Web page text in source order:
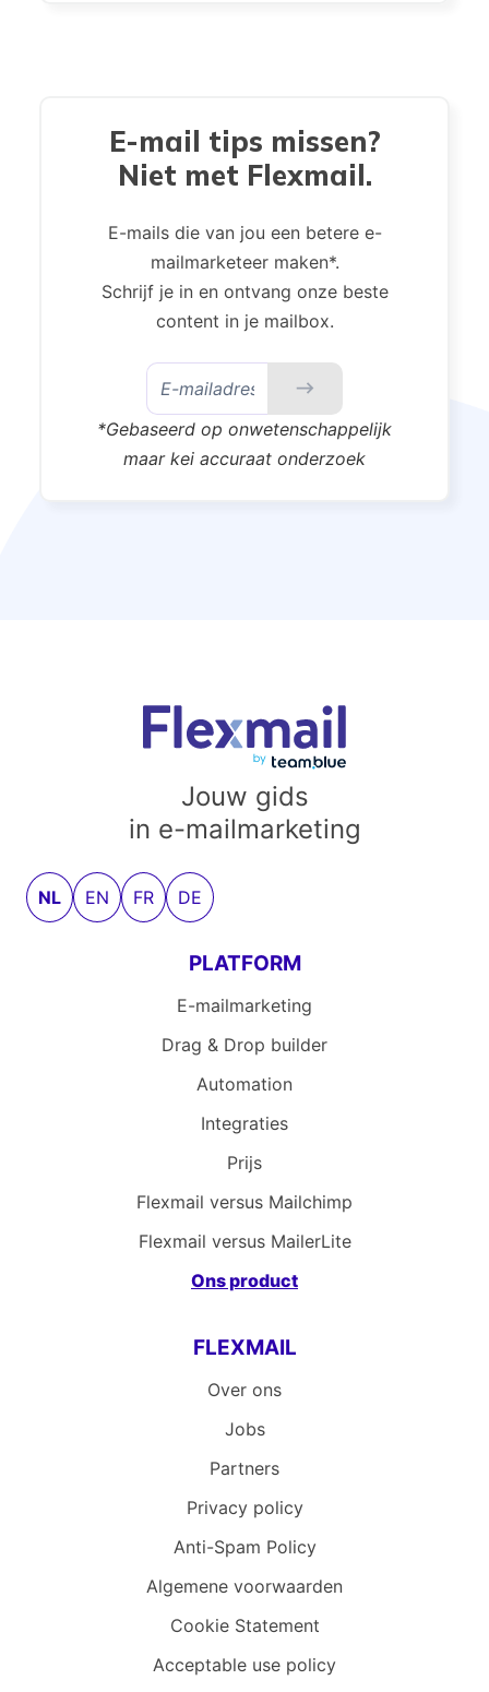
E-mail tips missen?
Niet met Flexmail.
E-mails die van jou een betere e-
mailmarketeer maken*.
Schrijf je in en ontvang onze beste
content in je mailbox.
*Gebaseerd op onwetenschappelijk
maar kei accuraat onderzoek
Jouw gids
in e-mailmarketing
NL EN FR DE
PLATFORM
E-mailmarketing
Drag & Drop builder
Automation
Integraties
Prijs
Flexmail versus Mailchimp
Flexmail versus MailerLite
Ons product
FLEXMAIL
Over ons
Jobs
Partners
Privacy policy
Anti-Spam Policy
Algemene voorwaarden
Cookie Statement
Acceptable use policy